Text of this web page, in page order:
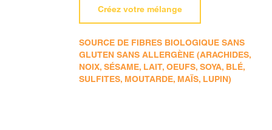
Créez votre mélange
SOURCE DE FIBRES BIOLOGIQUE SANS
GLUTEN SANS ALLERGÈNE (ARACHIDES,
NOIX, SÉSAME, LAIT, OEUFS, SOYA, BLÉ,
SULFITES, MOUTARDE, MAÏS, LUPIN)